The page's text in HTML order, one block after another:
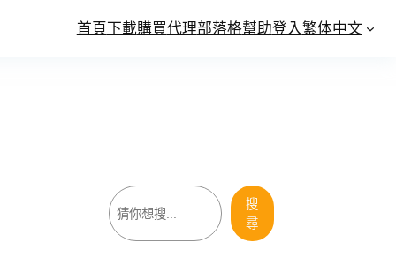
首頁下載購買代理部落格幫助登入繁体中文
搜
尋
搜
尋